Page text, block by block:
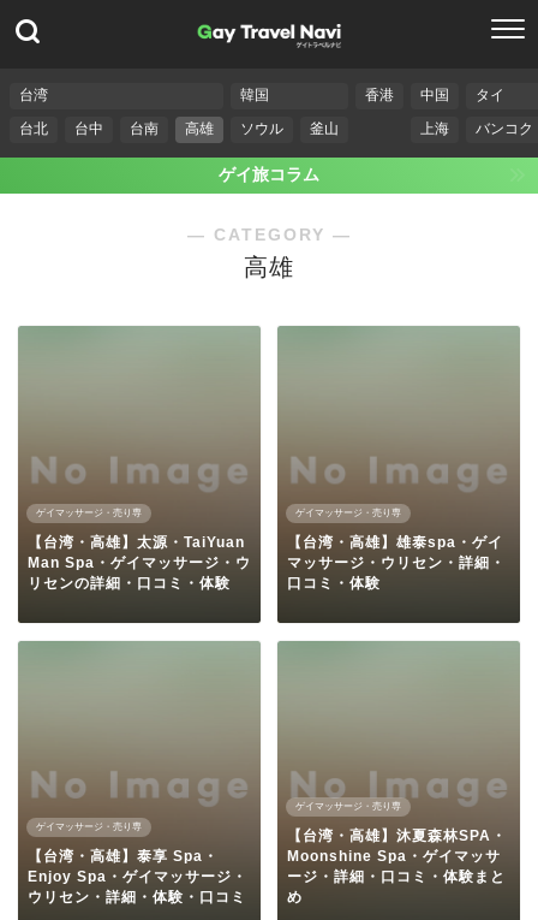
台湾
台北
台中 台南 高雄
韓国
ソウル
釜山
香港
中国
上海
タイ
バンコク
ゲイ旅コラム
― CATEGORY ―
高雄
ゲイマッサージ・売り専
【台湾・高雄】太源・TaiYuan
Man Spa・ゲイマッサージ・ウ
リセンの詳細・口コミ・体験
ゲイマッサージ・売り専
【台湾・高雄】雄泰spa・ゲイ
マッサージ・ウリセン・詳細・
口コミ・体験
ゲイマッサージ・売り専
【台湾・高雄】泰享 Spa・
Enjoy Spa・ゲイマッサージ・
ウリセン・詳細・体験・口コミ
ゲイマッサージ・売り専
【台湾・高雄】沐夏森林SPA・
Moonshine Spa・ゲイマッサ
ージ・詳細・口コミ・体験まと
め